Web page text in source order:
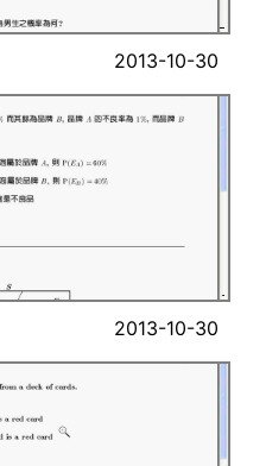
2013-10-30
2013-10-30